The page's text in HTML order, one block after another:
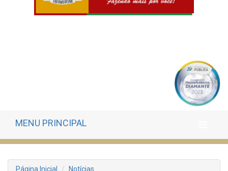
MENU PRINCIPAL
Página Inicial
Notícias